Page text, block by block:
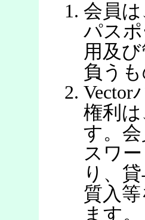
会員
パス
用及
負う
Vector
権利
す。
スワ
り、
質入
ます。